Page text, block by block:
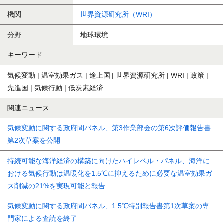
機関 世界資源研究所（WRI）
分野 地球環境
キーワード
気候変動 | 温室効果ガス | 途上国 | 世界資源研究所 | WRI | 政策 |
先進国 | 気候行動 | 低炭素経済
関連ニュース
気候変動に関する政府間パネル、第3作業部会の第6次評価報告書
第2次草案を公開
持続可能な海洋経済の構築に向けたハイレベル・パネル、海洋に
おける気候行動は温暖化を1.5℃に抑えるために必要な温室効果ガ
ス削減の21%を実現可能と報告
気候変動に関する政府間パネル、1.5℃特別報告書第1次草案の専
門家による査読を終了